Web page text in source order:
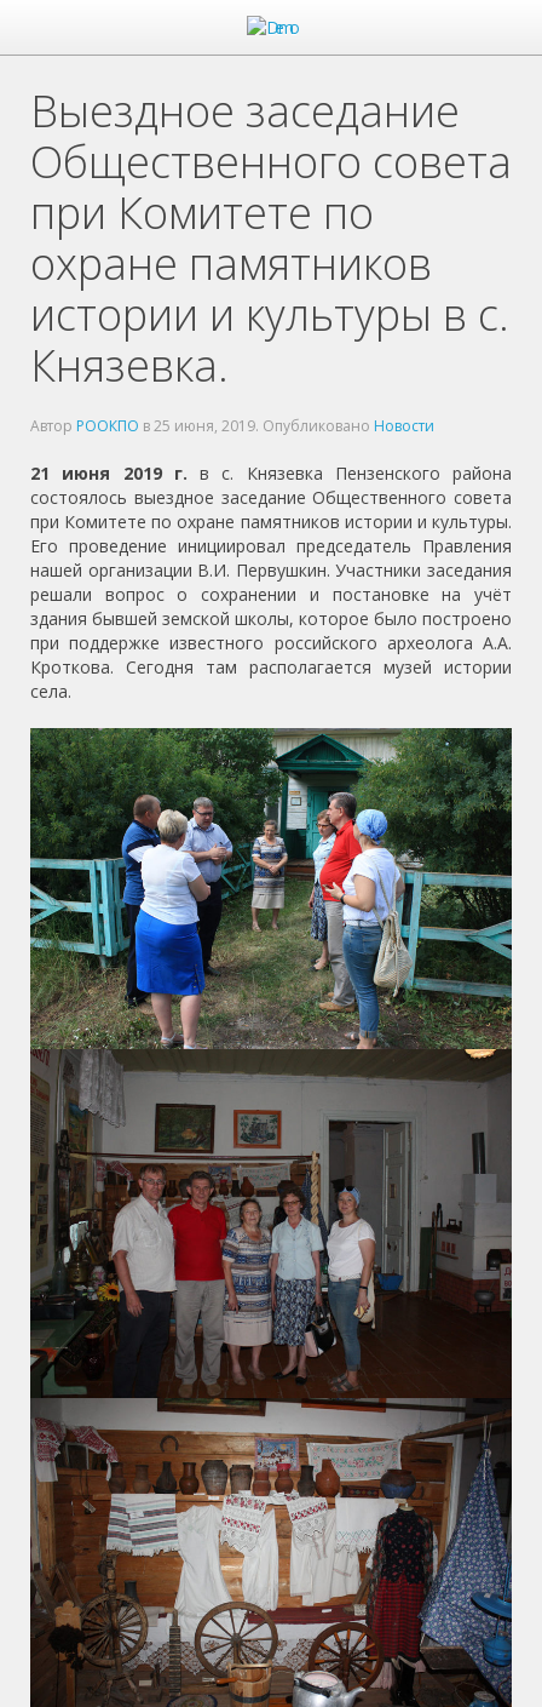
Выездное заседание
Общественного совета
при Комитете по
охране памятников
истории и культуры в с.
Князевка.
Автор РООКПО в25 июня, 2019. Опубликовано Новости
21 июня 2019 г. в с. Князевка Пензенского района
состоялось выездное заседание Общественного совета
при Комитете по охране памятников истории и культуры.
Его проведение инициировал председатель Правления
нашей организации В.И. Первушкин. Участники заседания
решали вопрос о сохранении и постановке на учёт
здания бывшей земской школы, которое было построено
при поддержке известного российского археолога А.А.
Кроткова. Сегодня там располагается музей истории
села.